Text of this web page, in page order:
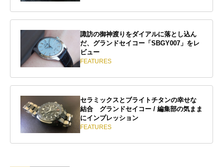
諏訪の御神渡りをダイアルに落とし込ん
だ、グランドセイコー「SBGY007」をレ
ビュー
FEATURES
セラミックスとブライトチタンの幸せな
結合 グランドセイコー / 編集部の気まま
にインプレッション
FEATURES